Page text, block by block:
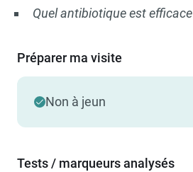
Quel antibiotique est efficace
Préparer ma visite
Non à jeun
Tests / marqueurs analysés